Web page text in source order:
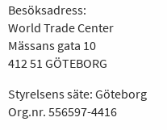
Besöksadress:
World Trade Center
Mässans gata 10
412 51 GÖTEBORG
Styrelsens säte: Göteborg
Org.nr. 556597-4416